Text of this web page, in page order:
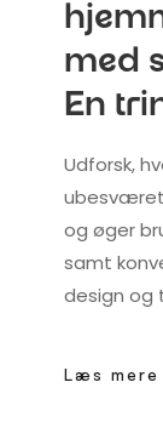
med
En
Udforsk,
ubesværet
og øger
samt
design og
Læs mere